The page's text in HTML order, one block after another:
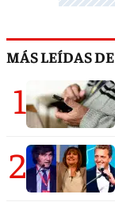
MÁS LEÍDAS
1
2